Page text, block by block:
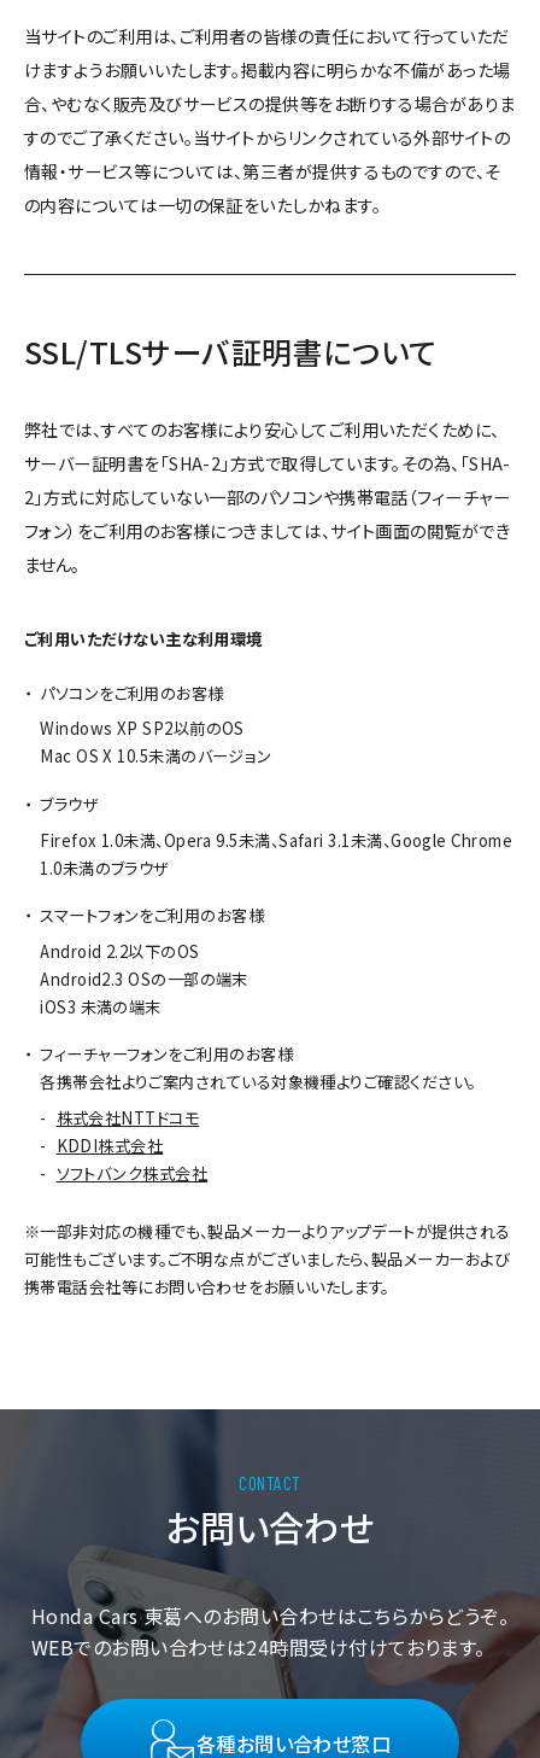
当サイトのご利用は、ご利用者の皆様の責任において行っていただ
けますようお願いいたします。掲載内容に明らかな不備があった場
合、やむなく販売及びサービスの提供等をお断りする場合がありま
すのでご了承ください。当サイトからリンクされている外部サイトの
情報・サービス等については、第三者が提供するものですので、そ
の内容については一切の保証をいたしかねます。
SSL/TLSサーバ証明書について
弊社では、すべてのお客様により安心してご利用いただくために、
サーバー証明書を「SHA-2」方式で取得しています。その為、「SHA-
2」方式に対応していない一部のパソコンや携帯電話（フィーチャー
フォン）をご利用のお客様につきましては、サイト画面の閲覧ができ
ません。
ご利用いただけない主な利用環境
パソコンをご利用のお客様
Windows XP SP2以前のOS
Mac OS X 10.5未満のバージョン
ブラウザ
Firefox 1.0未満、Opera 9.5未満、Safari 3.1未満、Google Chrome
1.0未満のブラウザ
スマートフォンをご利用のお客様
Android 2.2以下のOS
Android2.3 OSの一部の端末
iOS3 未満の端末
フィーチャーフォンをご利用のお客様
各携帯会社よりご案内されている対象機種よりご確認ください。
株式会社NTTドコモ
KDDI株式会社
ソフトバンク株式会社
※一部非対応の機種でも、製品メーカーよりアップデートが提供される
可能性もございます。ご不明な点がございましたら、製品メーカーおよび
携帯電話会社等にお問い合わせをお願いいたします。
お問い合わせ
Honda Cars 東葛へのお問い合わせはこちらからどうぞ。
WEBでのお問い合わせは24時間受け付けております。
各種お問い合わせ窓口